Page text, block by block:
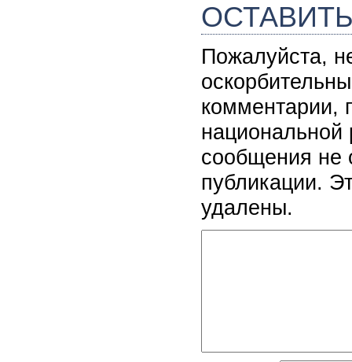
Пожалуйста,
комментарии,
национальной
сообщения не
публикации.
удалены.